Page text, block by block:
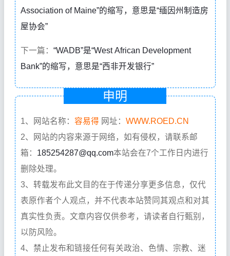
Association of Maine”的缩写，意思是“缅因州制造房
屋协会”
下一篇： “WADB”是“West African Development
Bank”的缩写，意思是“西非开发银行”
申明
1、网站名称： 容易得 网址： WWW.ROED.CN
2、网站的内容来源于网络，如有侵权，请联系邮
箱： 185254287@qq.com本站会在7个工作日内进行
删除处理。
3、转载发布此文目的在于传递分享更多信息，仅代
表原作者个人观点，并不代表本站赞同其观点和对其
真实性负责。文章内容仅供参考，请读者自行甄别，
以防风险。
4、禁止发布和链接任何有关政治、色情、宗教、迷